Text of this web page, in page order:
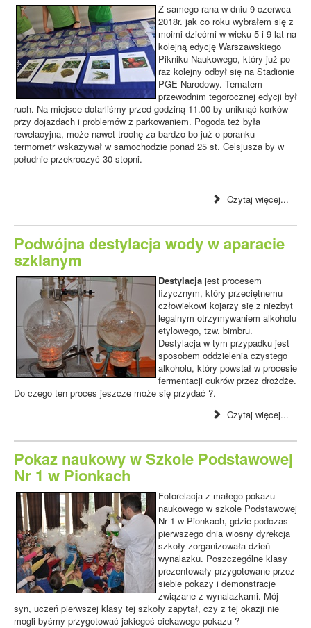
Z samego rana w dniu 9 czerwca
2018r. jak co roku wybrałem się z
moimi dziećmi w wieku 5 i 9 lat na
kolejną edycję Warszawskiego
Pikniku Naukowego, który już po
raz kolejny odbył się na Stadionie
PGE Narodowy. Tematem
przewodnim tegorocznej edycji był
ruch. Na miejsce dotarliśmy przed godziną 11.00 by uniknąć korków
przy dojazdach i problemów z parkowaniem. Pogoda też była
rewelacyjna, może nawet trochę za bardzo bo już o poranku
termometr wskazywał w samochodzie ponad 25 st. Celsjusza by w
południe przekroczyć 30 stopni.
Czytaj więcej...
Podwójna destylacja wody w aparacie
szklanym
Destylacja jest procesem
fizycznym, który przeciętnemu
człowiekowi kojarzy się z niezbyt
legalnym otrzymywaniem alkoholu
etylowego, tzw. bimbru.
Destylacja w tym przypadku jest
sposobem oddzielenia czystego
alkoholu, który powstał w procesie
fermentacji cukrów przez drożdże.
Do czego ten proces jeszcze może się przydać ?.
Czytaj więcej...
Pokaz naukowy w Szkole Podstawowej
Nr 1 w Pionkach
Fotorelacja z małego pokazu
naukowego w szkole Podstawowej
Nr 1 w Pionkach, gdzie podczas
pierwszego dnia wiosny dyrekcja
szkoły zorganizowała dzień
wynalazku. Poszczególne klasy
prezentowały przygotowane przez
siebie pokazy i demonstracje
związane z wynalazkami. Mój
syn, uczeń pierwszej klasy tej szkoły zapytał, czy z tej okazji nie
mogli byśmy przygotować jakiegoś ciekawego pokazu ?